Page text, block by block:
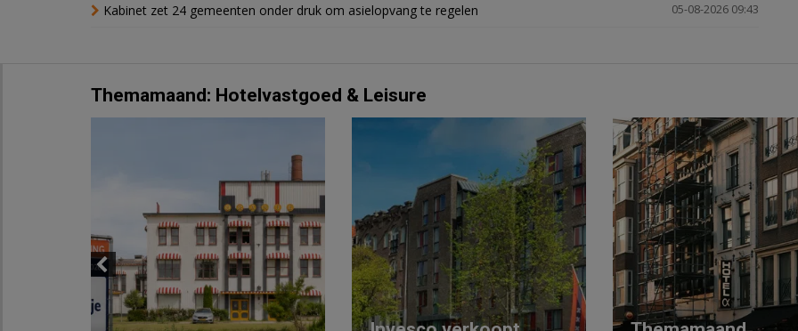
05-08-2026 09:43
Kabinet zet 24 gemeenten onder druk om asielopvang te regelen
Themamaand: Hotelvastgoed & Leisure
Previous